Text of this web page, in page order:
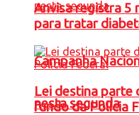
Campanha
nesta segunda
Anvisa registra 5
para tratar
Lei destina parte
fundo da Polícia